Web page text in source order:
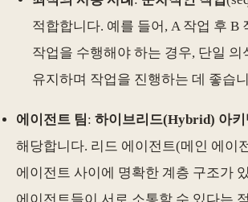
적합합니다. 예를 들어, A 작업 후 B
작업을 수행해야 하는 경우, 단일 의
유지하며 작업을 진행하는 데 좋습
에이전트 팀: 하이브리드(Hybrid) 아키
해당합니다. 리드 에이전트(메인 에이
에이전트 사이에 명확한 계층 구조가